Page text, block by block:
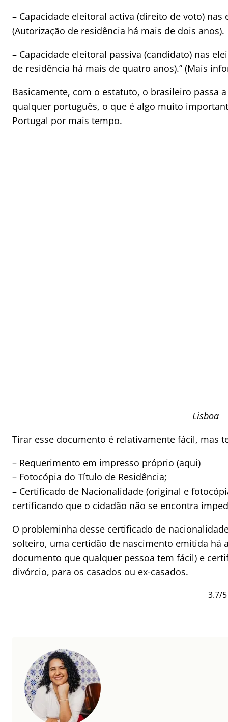
– Capacidade eleitoral activa (direito de voto)
(Autorização de residência há mais de dois anos).
– Capacidade eleitoral passiva (candidato) nas
de residência há mais de quatro anos).” (Mais
Basicamente, com o estatuto, o brasileiro passa
qualquer português, o que é algo muito
Portugal por mais tempo.
Lisboa
Tirar esse documento é relativamente fácil, mas
– Requerimento em impresso próprio (aqui)
– Fotocópia do Título de Residência;
– Certificado de Nacionalidade (original e
certificando que o cidadão não se encontra
O probleminha desse certificado de
solteiro, uma certidão de nascimento emitida há
documento que qualquer pessoa tem fácil) e
divórcio, para os casados ou ex-casados.
3.7/